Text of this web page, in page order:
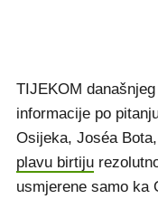
TIJEKOM
informacije po
Osijeka, Joséa
plavu birtiju
usmjerene samo ka